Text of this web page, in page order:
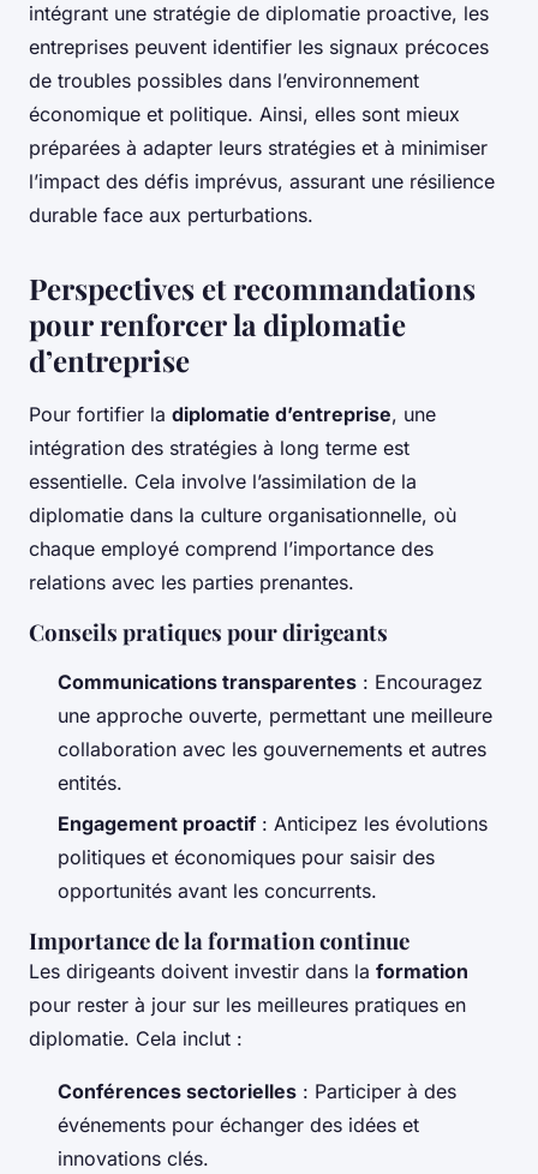
intégrant une stratégie de diplomatie proactive, les
entreprises peuvent identifier les signaux précoces
de troubles possibles dans l’environnement
économique et politique. Ainsi, elles sont mieux
préparées à adapter leurs stratégies et à minimiser
l’impact des défis imprévus, assurant une résilience
durable face aux perturbations.
Perspectives et recommandations
pour renforcer la diplomatie
d’entreprise
Pour fortifier la diplomatie d’entreprise, une
intégration des stratégies à long terme est
essentielle. Cela involve l’assimilation de la
diplomatie dans la culture organisationnelle, où
chaque employé comprend l’importance des
relations avec les parties prenantes.
Conseils pratiques pour dirigeants
Communications transparentes : Encouragez
une approche ouverte, permettant une meilleure
collaboration avec les gouvernements et autres
entités.
Engagement proactif : Anticipez les évolutions
politiques et économiques pour saisir des
opportunités avant les concurrents.
Importance de la formation continue
Les dirigeants doivent investir dans la formation
pour rester à jour sur les meilleures pratiques en
diplomatie. Cela inclut :
Conférences sectorielles : Participer à des
événements pour échanger des idées et
innovations clés.